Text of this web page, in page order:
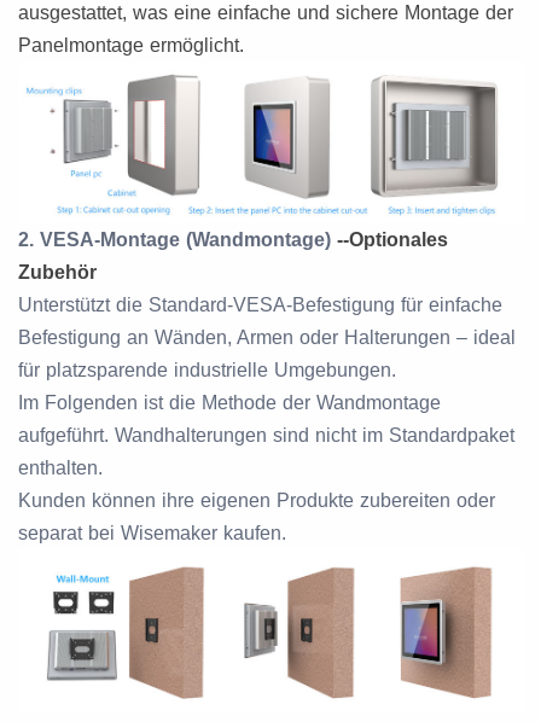
ausgestattet, was eine einfache und sichere Montage der
Panelmontage ermöglicht.
2. VESA-Montage (Wandmontage) --Optionales
Zubehör
Unterstützt die Standard-VESA-Befestigung für einfache
Befestigung an Wänden, Armen oder Halterungen – ideal
für platzsparende industrielle Umgebungen.
Im Folgenden ist die Methode der Wandmontage
aufgeführt. Wandhalterungen sind nicht im Standardpaket
enthalten.
Kunden können ihre eigenen Produkte zubereiten oder
separat bei Wisemaker kaufen.